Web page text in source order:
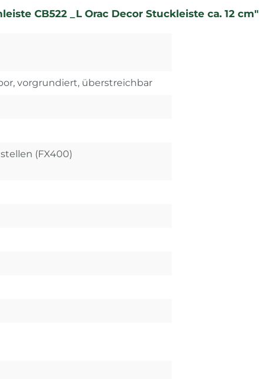
CB522 _L Orac Decor Stuckleiste ca. 12 cm"
vorgrundiert, überstreichbar
(FX400)